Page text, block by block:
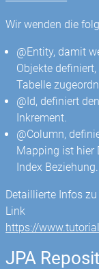
Wir wenden die
@Entity, damit
Objekte
Tabelle
@Id, definiert
Inkrement.
@Column,
Mapping ist hier
Index Beziehung.
Detaillierte Infos
Link
https://
JPA